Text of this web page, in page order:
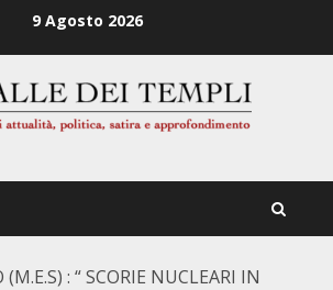
9 Agosto 2026
: “ SCORIE NUCLEARI IN